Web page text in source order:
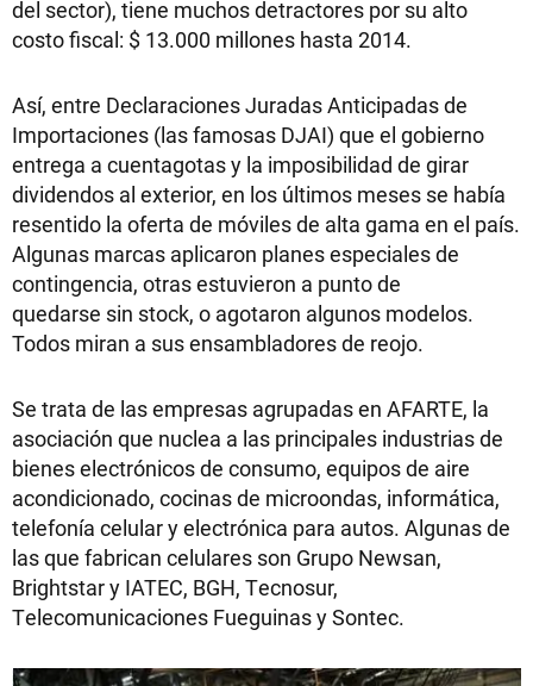
del sector), tiene muchos detractores por su alto
costo fiscal: $ 13.000 millones hasta 2014.
Así, entre Declaraciones Juradas Anticipadas de
Importaciones (las famosas DJAI) que el gobierno
entrega a cuentagotas y la imposibilidad de girar
dividendos al exterior, en los últimos meses se había
resentido la oferta de móviles de alta gama en el país.
Algunas marcas aplicaron planes especiales de
contingencia, otras estuvieron a punto de
quedarse sin stock, o agotaron algunos modelos.
Todos miran a sus ensambladores de reojo.
Se trata de las empresas agrupadas en AFARTE, la
asociación que nuclea a las principales industrias de
bienes electrónicos de consumo, equipos de aire
acondicionado, cocinas de microondas, informática,
telefonía celular y electrónica para autos. Algunas de
las que fabrican celulares son Grupo Newsan,
Brightstar y IATEC, BGH, Tecnosur,
Telecomunicaciones Fueguinas y Sontec.